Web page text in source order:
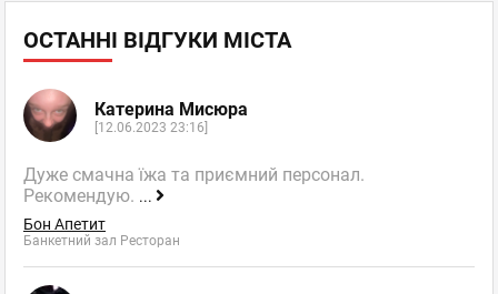
ОСТАННІ ВІДГУКИ МІСТА
Катерина Мисюра
[12.06.2023 23:16]
Дуже смачна їжа та приємний персонал.
Рекомендую. ...
Бон Апетит
Банкетний зал Ресторан